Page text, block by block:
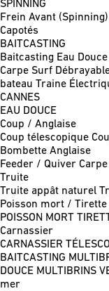
SPINNING
Frein Avant (Spinning)
Capotés
BAITCASTING
Baitcasting Eau Douce
Carpe Surf
bateau Traine
CANNES
EAU DOUCE
Coup / Anglaise
Coup télescopique
Bombette Anglaise
Feeder / Quiver Carpe
Truite
Truite appât naturel
Poisson mort / Tirette
POISSON MORT
Carnassier
CARNASSIER
BAITCASTING
DOUCE MULTIBRINS
mer